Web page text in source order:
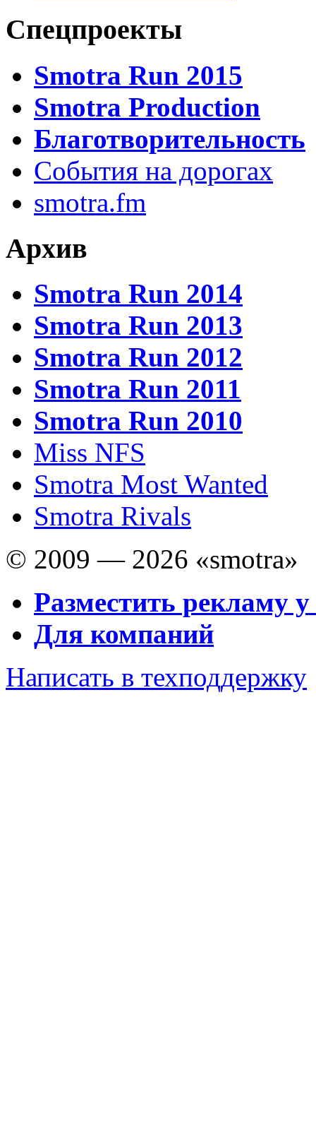
Спецпроекты
Smotra Run 2015
Smotra Production
Благотворительность
События на дорогах
smotra.fm
Архив
Smotra Run 2014
Smotra Run 2013
Smotra Run 2012
Smotra Run 2011
Smotra Run 2010
Miss NFS
Smotra Most Wanted
Smotra Rivals
© 2009 — 2026 «smotra»
Разместить рекламу у
Для компаний
Написать в техподдержку